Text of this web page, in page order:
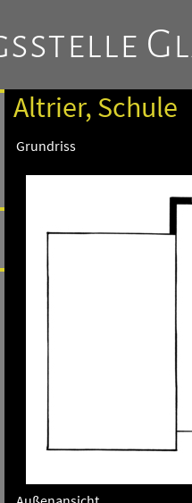
Altrier, Schule
Grundriss